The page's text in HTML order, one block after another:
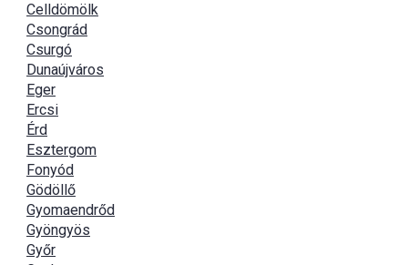
Celldömölk
Csongrád
Csurgó
Dunaújváros
Eger
Ercsi
Érd
Esztergom
Fonyód
Gödöllő
Gyomaendrőd
Gyöngyös
Győr